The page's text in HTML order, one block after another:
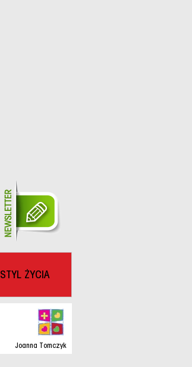
STYL ŻYCIA
Joanna Tomczyk